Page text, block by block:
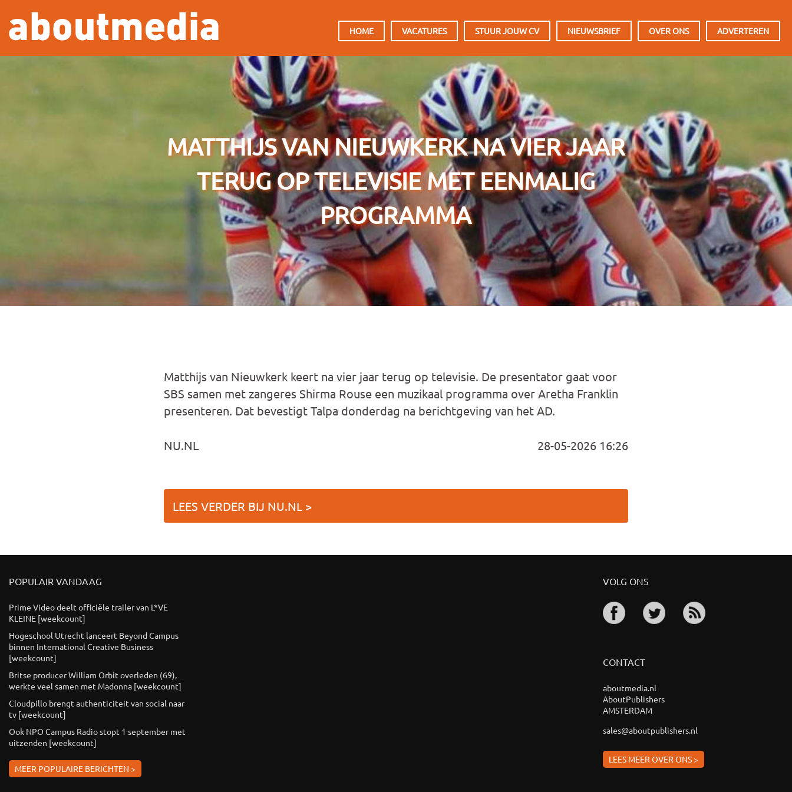
Overslaan en naar de inhoud gaan
HOOFDMENU
HOME VACATURES STUUR JOUW CV NIEUWSBRIEF OVER ONS ADVERTEREN
MATTHIJS VAN NIEUWKERK NA VIER JAAR
TERUG OP TELEVISIE MET EENMALIG
PROGRAMMA
Matthijs van Nieuwkerk keert na vier jaar terug op televisie. De presentator gaat voor
SBS samen met zangeres Shirma Rouse een muzikaal programma over Aretha Franklin
presenteren. Dat bevestigt Talpa donderdag na berichtgeving van het AD.
NU.NL 28-05-2026 16:26
LEES VERDER BIJ NU.NL >
POPULAIR VANDAAG
Prime Video deelt officiële trailer van L*VE
KLEINE [weekcount]
Hogeschool Utrecht lanceert Beyond Campus
binnen International Creative Business
[weekcount]
Britse producer William Orbit overleden (69),
werkte veel samen met Madonna [weekcount]
Cloudpillo brengt authenticiteit van social naar
tv [weekcount]
Ook NPO Campus Radio stopt 1 september met
uitzenden [weekcount]
MEER POPULAIRE BERICHTEN >
VOLG ONS
CONTACT
aboutmedia.nl
AboutPublishers
AMSTERDAM
sales@aboutpublishers.nl
LEES MEER OVER ONS >